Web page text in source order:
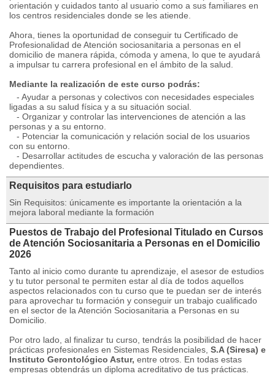
orientación y cuidados tanto al usuario como a sus familiares en
los centros residenciales donde se les atiende.
Ahora, tienes la oportunidad de conseguir tu Certificado de
Profesionalidad de Atención sociosanitaria a personas en el
domicilio de manera rápida, cómoda y amena, lo que te ayudará
a impulsar tu carrera profesional en el ámbito de la salud.
Mediante la realización de este curso podrás:
- Ayudar a personas y colectivos con necesidades especiales
ligadas a su salud física y a su situación social.
- Organizar y controlar las intervenciones de atención a las
personas y a su entorno.
- Potenciar la comunicación y relación social de los usuarios
con su entorno.
- Desarrollar actitudes de escucha y valoración de las personas
dependientes.
Requisitos para estudiarlo
Sin Requisitos: únicamente es importante la orientación a la
mejora laboral mediante la formación
Puestos de Trabajo del Profesional Titulado en Cursos
de Atención Sociosanitaria a Personas en el Domicilio
2026
Tanto al inicio como durante tu aprendizaje, el asesor de estudios
y tu tutor personal te permiten estar al día de todos aquellos
aspectos relacionados con tu curso que te puedan ser de interés
para aprovechar tu formación y conseguir un trabajo cualificado
en el sector de la Atención Sociosanitaria a Personas en su
Domicilio.
Por otro lado, al finalizar tu curso, tendrás la posibilidad de hacer
prácticas profesionales en Sistemas Residenciales, S.A (Siresa) e
Instituto Gerontológico Astur, entre otros. En todas estas
empresas obtendrás un diploma acreditativo de tus prácticas.